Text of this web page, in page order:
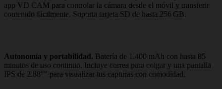
app VD CAM para controlar la cámara desde el móvil y transferir
contenido fácilmente. Soporta tarjeta SD de hasta 256 GB.
Autonomía y portabilidad. Batería de 1.400 mAh con hasta 85
minutos de uso continuo. Incluye correa para colgar y una pantalla
IPS de 2.88"" para visualizar tus capturas con comodidad.